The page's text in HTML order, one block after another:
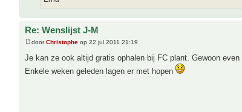
Re: Wenslijst J-M
doorChristophe op 22 jul 2011 21:19
Je kan ze ook altijd gratis ophalen bij FC plant. Gewoon
Enkele weken geleden lagen er met hopen